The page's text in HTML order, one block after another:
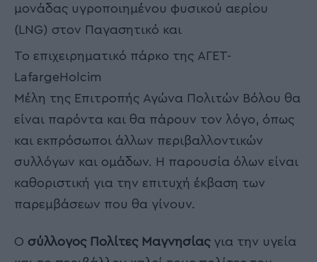
μονάδας υγροποιημένου φυσικού αερίου
(LNG) στον Παγασητικό και
Το επιχειρηματικό πάρκο της ΑΓΕΤ-
LafargeHolcim
Μέλη της Επιτροπής Αγώνα Πολιτών Βόλου θα
είναι παρόντα και θα πάρουν τον λόγο, όπως
και εκπρόσωποι άλλων περιβαλλοντικών
συλλόγων και ομάδων. Η παρουσία όλων είναι
καθοριστική για την επιτυχή έκβαση των
παρεμβάσεων που θα γίνουν.
Ο σύλλογος Πολίτες Μαγνησίαςγια την υγεία